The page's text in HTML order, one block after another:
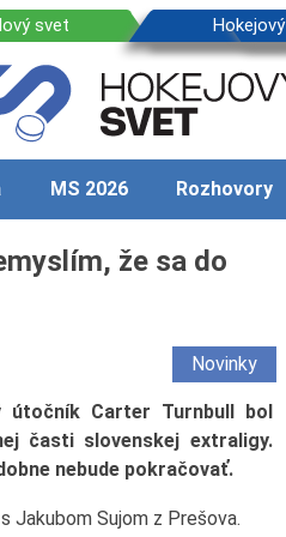
MS 2026 Rozhovory
že sa do
Novinky
útočník Carter Turnbull bol
časti slovenskej extraligy.
nebude pokračovať.